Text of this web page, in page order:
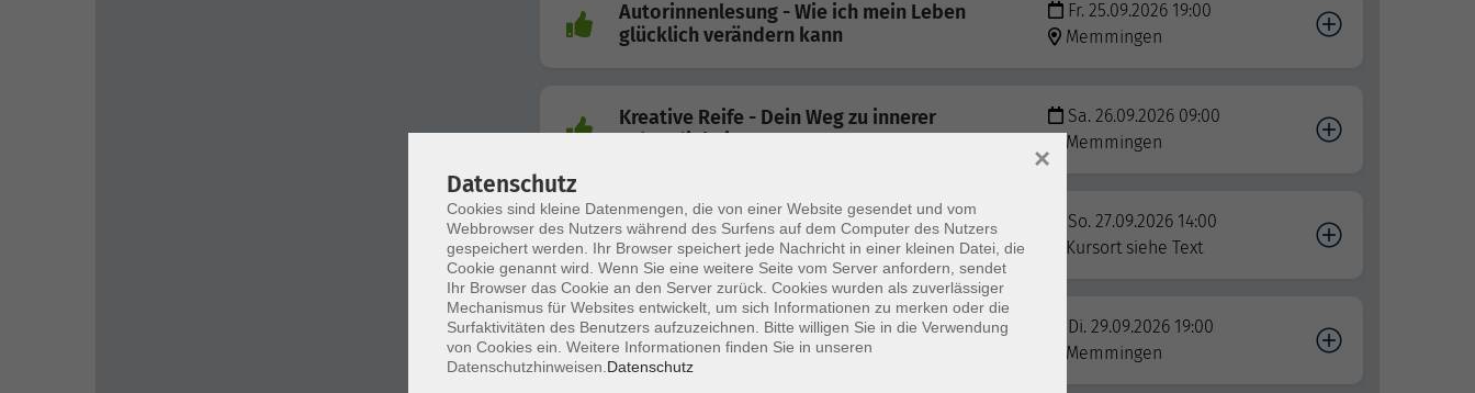
Autorinnenlesung - Wie ich mein Leben
glücklich verändern kann
Fr. 25.09.2026 19:00
Memmingen
Kreative Reife - Dein Weg zu innerer
Lebendigkeit
Sa. 26.09.2026 09:00
Memmingen
Pferdebeweidung „In der Höll“ –
Natur, Tiere und nachhaltige Landschaftspflege erleben
So. 27.09.2026 14:00
Kursort siehe Text
Gesunder Boden - gesunde Pflanze -
gesunder Mensch
Di. 29.09.2026 19:00
Memmingen
Datenschutz
Cookies sind kleine Datenmengen, die von einer Website gesendet und vom
Webbrowser des Nutzers während des Surfens auf dem Computer des Nutzers
gespeichert werden. Ihr Browser speichert jede Nachricht in einer kleinen Datei, die
Cookie genannt wird. Wenn Sie eine weitere Seite vom Server anfordern, sendet
Ihr Browser das Cookie an den Server zurück. Cookies wurden als zuverlässiger
Mechanismus für Websites entwickelt, um sich Informationen zu merken oder die
Surfaktivitäten des Benutzers aufzuzeichnen. Bitte willigen Sie in die Verwendung
von Cookies ein. Weitere Informationen finden Sie in unseren
Datenschutzhinweisen. Datenschutz
×